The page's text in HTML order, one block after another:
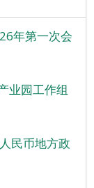
年第一次会
业园工作组
民币地方政